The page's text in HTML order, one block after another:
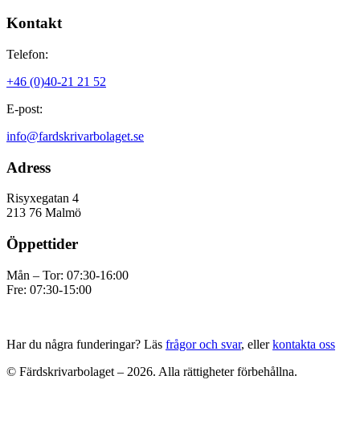
Kontakt
Telefon:
+46 (0)40-21 21 52
E-post:
info@fardskrivarbolaget.se
Adress
Risyxegatan 4
213 76 Malmö
Öppettider
Mån – Tor: 07:30-16:00
Fre: 07:30-15:00
Har du några funderingar? Läs frågor och svar, ellerkontakta oss
© Färdskrivarbolaget – 2026. Alla rättigheter förbehållna.